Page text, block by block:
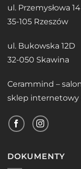
ul. Przemysłowa 14
35-105 Rzeszów
ul. Bukowska 12D
32-050 Skawina
Cerammind –
sklep internetowy
DOKUMENTY